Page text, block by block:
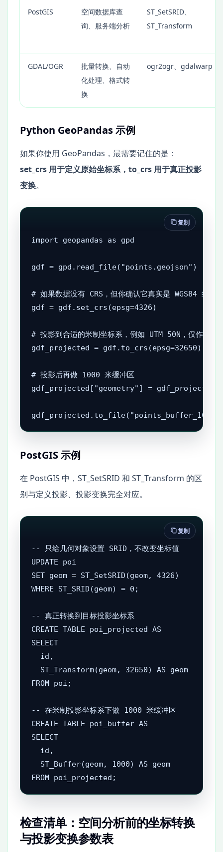
PostGIS
空间数据库查
询、服务端分析
ST_SetSRID、
ST_Transform
GDAL/OGR
批量转换、自动
化处理、格式转
换
ogr2ogr、gdalwarp
Python GeoPandas 示例
如果你使用 GeoPandas，最需要记住的是：
set_crs 用于定义原始坐标系，to_crs 用于真正投影
变换。
import geopandas as gpd
gdf = gpd.read_file("points.geojson")
# 如果数据没有 CRS，但你确认它真实是 WGS84 经纬
gdf = gdf.set_crs(epsg=4326)
# 投影到合适的米制坐标系，例如 UTM 50N，仅作示例
gdf_projected = gdf.to_crs(epsg=32650)
# 投影后再做 1000 米缓冲区
gdf_projected["geometry"] =
复制
PostGIS 示例
在 PostGIS 中，ST_SetSRID 和 ST_Transform 的区
别与定义投影、投影变换完全对应。
-- 只给几何对象设置 SRID，不改变坐标值
UPDATE poi
SET geom = ST_SetSRID(geom, 4326)
WHERE ST_SRID(geom) = 0;
-- 真正转换到目标投影坐标系
CREATE TABLE poi_projected AS
SELECT
  id,
  ST_Transform(geom, 32650) AS geom
FROM poi;
-- 在米制投影坐标系下做 1000 米缓冲区
CREATE TABLE poi_buffer AS
SELECT
  id,
  ST_Buffer(geom, 1000) AS geom
复制
检查清单：空间分析前的坐标转换
与投影变换参数表